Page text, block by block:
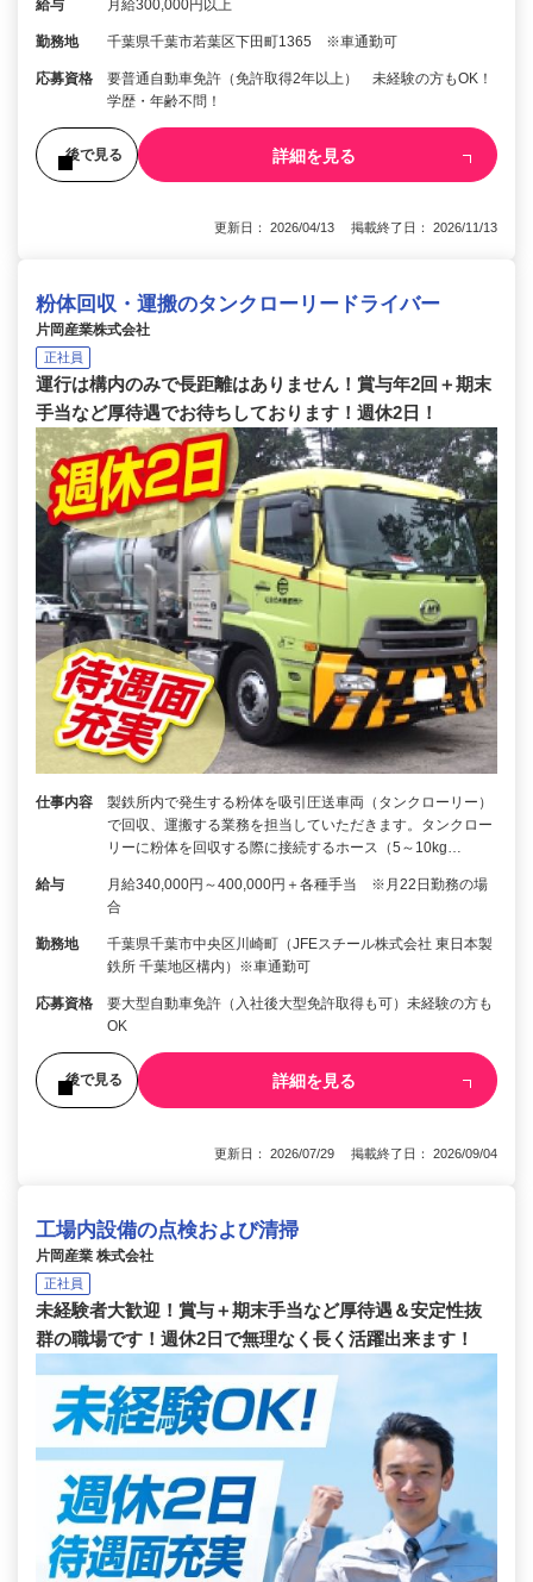
給与 月給300,000円以上
勤務地 千葉県千葉市若葉区下田町1365 ※車通勤可
応募資格
要普通自動車免許（免許取得2年以上） 未経験の方もOK！
学歴・年齢不問！
後で見る 詳細を見る
更新日： 2026/04/13 掲載終了日： 2026/11/13
粉体回収・運搬のタンクローリードライバー
片岡産業株式会社
正社員
運行は構内のみで長距離はありません！賞与年2回＋期末
手当など厚待遇でお待ちしております！週休2日！
仕事内容
製鉄所内で発生する粉体を吸引圧送車両（タンクローリー）
で回収、運搬する業務を担当していただきます。タンクロー
リーに粉体を回収する際に接続するホース（5～10kg…
給与
月給340,000円～400,000円＋各種手当 ※月22日勤務の場
合
勤務地
千葉県千葉市中央区川崎町（JFEスチール株式会社 東日本製
鉄所 千葉地区構内）※車通勤可
応募資格
要大型自動車免許（入社後大型免許取得も可）未経験の方も
OK
後で見る 詳細を見る
更新日： 2026/07/29 掲載終了日： 2026/09/04
工場内設備の点検および清掃
片岡産業 株式会社
正社員
未経験者大歓迎！賞与＋期末手当など厚待遇＆安定性抜
群の職場です！週休2日で無理なく長く活躍出来ます！